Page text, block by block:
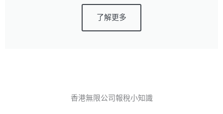
了解更多
香港無限公司報稅小知識